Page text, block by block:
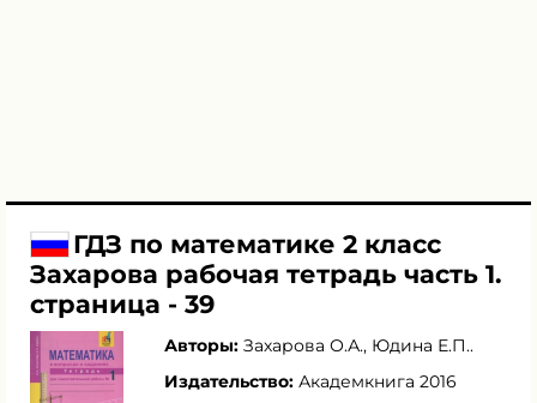
ГДЗ по математике 2 класс
Захарова рабочая тетрадь часть 1.
страница - 39
Авторы: Захарова О.А., Юдина Е.П..
Издательство: Академкнига 2016